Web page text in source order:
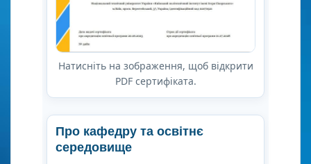
Натисніть на зображення, щоб відкрити
PDF сертифіката.
Про кафедру та освітнє
середовище